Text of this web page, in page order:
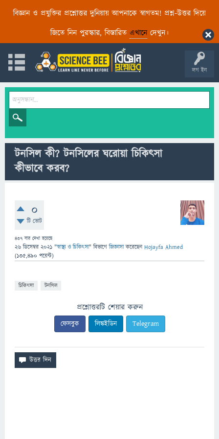
বিজ্ঞান ও প্রযুক্তির প্রশ্নোত্তর দুনিয়ায় আপনাকে স্বাগতম! প্রশ্ন-উত্তর দিয়ে
জিতে নিন পুরস্কার, বিস্তারিত এখানেদেখুন।
লগ ইন
টনসিল কী? টনসিলের ঘরোয়া চিকিৎসা
কীভাবে করব?
0
টি ভোট
437 বার দেখা হয়েছে
26 ডিসেম্বর 2021 "স্বাস্থ্য ও চিকিৎসা" বিভাগে জিজ্ঞাসাকরেছেনHojayfa Ahmed
(135,490 পয়েন্ট)
চিকিৎসা টনসিল
প্রশ্নোত্তরটি শেয়ার করুন
ফেসবুক লিঙ্কইডিন Telegram